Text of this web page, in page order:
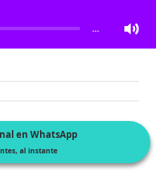
…
en WhatsApp
al instante